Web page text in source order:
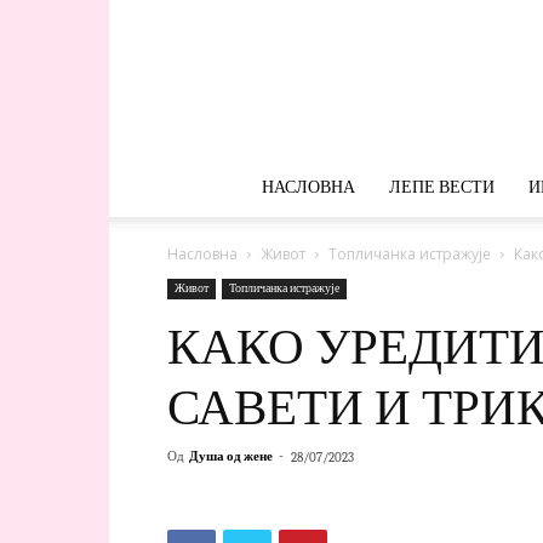
НАСЛОВНА ЛЕПЕ ВЕСТИ
Насловна Живот Топличанка истражује
Живот Топличанка истражује
КАКО
САВЕТИ И
Од Душа од жене - 28/07/2023